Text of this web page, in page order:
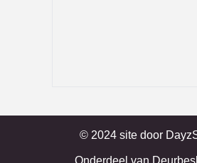
© 2024 site door
Onderdeel van